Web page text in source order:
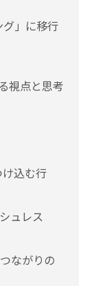
グ」に移行
視点と思考
込む行
ュレス
ながりの